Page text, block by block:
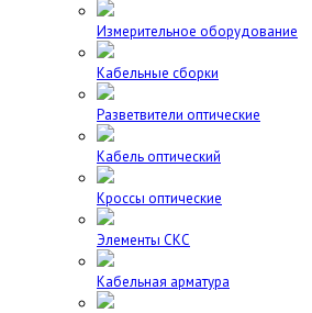
Измерительное оборудование
Кабельные сборки
Разветвители оптические
Кабель оптический
Кроссы оптические
Элементы СКС
Кабельная арматура